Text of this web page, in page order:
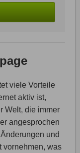
viele Vorteile
aktiv ist,
Welt, die immer
angesprochen
und
vornehmen, was